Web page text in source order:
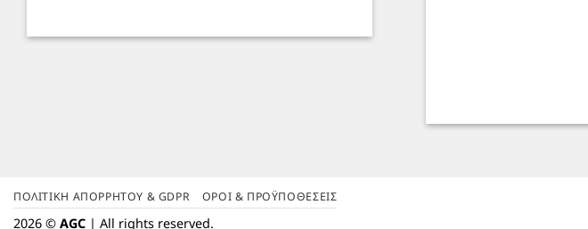
ΠΟΛΙΤΙΚΉ ΑΠΟΡΡΉΤΟΥ & GDPR ΌΡΟΙ & ΠΡΟΫΠΟΘΈΣΕΙΣ
2026 © AGC | All rights reserved.